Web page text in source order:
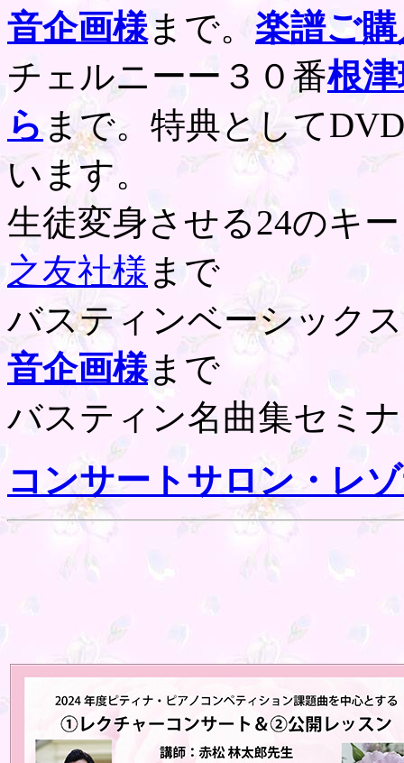
音企画様まで。 楽譜ご
チェルニーー３０番根
らまで。特典として
います。
生徒変身させる24のキ
之友社様 まで
バスティンベーシック
音企画様 まで
バスティン名曲集セミ
コンサートサロン・レ